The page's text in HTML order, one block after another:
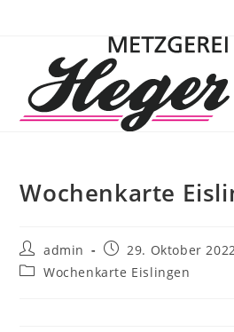
Wochenkarte
admin
29. Oktober
Wochenkarte Eislingen